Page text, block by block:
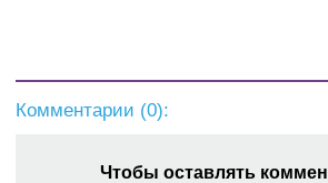
Комментарии (0):
Чтобы оставлять